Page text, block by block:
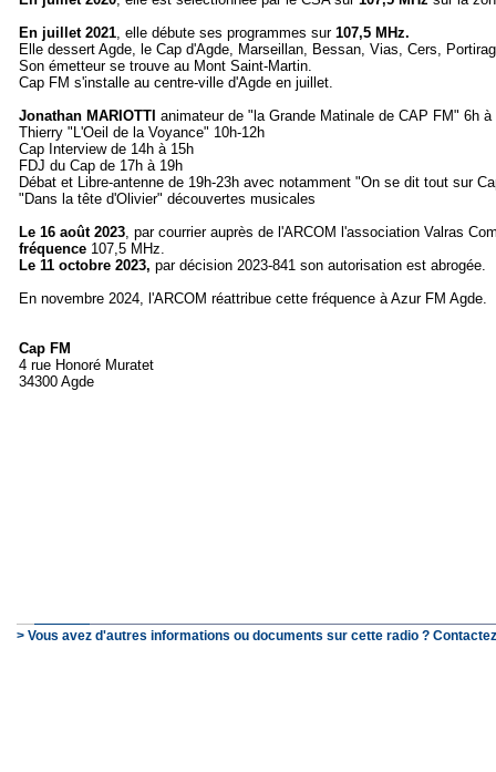
En juillet 2021, elle débute ses programmes sur 107,5 MHz.
Elle dessert Agde, le Cap d'Agde, Marseillan, Bessan, Vias, Cers,
Son émetteur se trouve au Mont Saint-Martin.
Cap FM s'installe au centre-ville d'Agde en juillet.
Jonathan MARIOTTI animateur de "la Grande Matinale de CAP FM" 6h à
Thierry "L'Oeil de la Voyance" 10h-12h
Cap Interview de 14h à 15h
FDJ du Cap de 17h à 19h
Débat et Libre-antenne de 19h-23h avec notamment "On se dit tout sur
"Dans la tête d'Olivier" découvertes musicales
Le 16 août 2023, par courrier auprès de l'ARCOM l'association Valras
fréquence 107,5 MHz.
Le 11 octobre 2023, par décision 2023-841 son autorisation est abrogée.
En novembre 2024, l'ARCOM réattribue cette fréquence à Azur FM Agde.
Cap FM
4 rue Honoré Muratet
34300 Agde
> Vous avez d'autres informations ou documents sur cette radio ?